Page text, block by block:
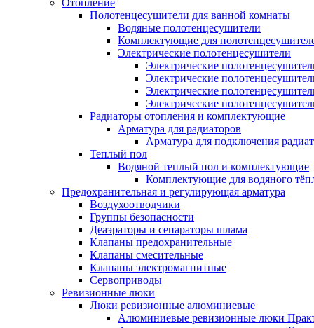
Отопление
Полотенцесушители для ванной комнаты
Водяные полотенцесушители
Комплектующие для
Электрические полотенцесушители
Электрические
Электрические
Электрические
Электрические
Радиаторы отопления и комплектующие
Арматура для радиаторов
Арматура для подключения
Теплый пол
Водяной теплый пол и комплектующие
Комплектующие для водяного
Предохранительная и регулирующая арматура
Воздухоотводчики
Группы безопасности
Деаэраторы и сепараторы шлама
Клапаны предохранительные
Клапаны смесительные
Клапаны электромагнитные
Сервоприводы
Ревизионные люки
Люки ревизионные алюминиевые
Алюминиевые ревизионные люки